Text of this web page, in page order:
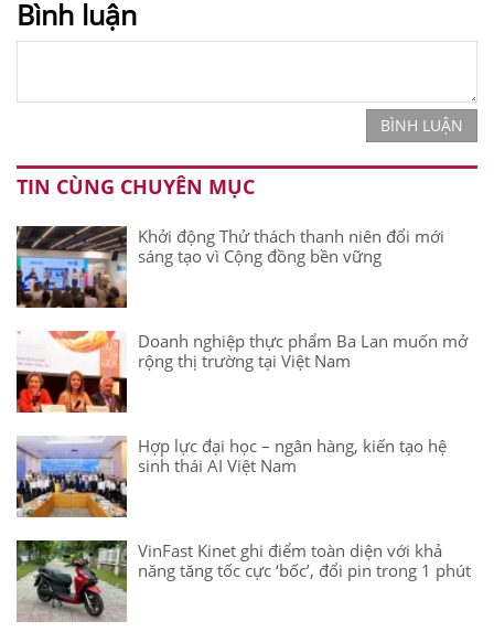
Bình luận
BÌNH LUẬN
TIN CÙNG CHUYÊN MỤC
Khởi động Thử thách thanh niên đổi mới
sáng tạo vì Cộng đồng bền vững
Doanh nghiệp thực phẩm Ba Lan muốn mở
rộng thị trường tại Việt Nam
Hợp lực đại học – ngân hàng, kiến tạo hệ
sinh thái AI Việt Nam
VinFast Kinet ghi điểm toàn diện với khả
năng tăng tốc cực ‘bốc’, đổi pin trong 1 phút